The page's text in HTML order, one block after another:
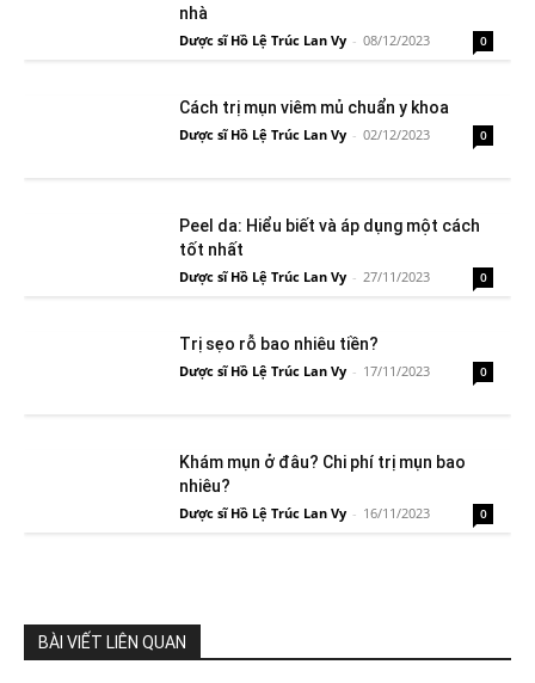
nhà
Dược sĩ Hồ Lệ Trúc Lan Vy - 08/12/2023 0
Cách trị mụn viêm mủ chuẩn y khoa
Dược sĩ Hồ Lệ Trúc Lan Vy - 02/12/2023 0
Peel da: Hiểu biết và áp dụng một cách
tốt nhất
Dược sĩ Hồ Lệ Trúc Lan Vy - 27/11/2023 0
Trị sẹo rỗ bao nhiêu tiền?
Dược sĩ Hồ Lệ Trúc Lan Vy - 17/11/2023 0
Khám mụn ở đâu? Chi phí trị mụn bao
nhiêu?
Dược sĩ Hồ Lệ Trúc Lan Vy - 16/11/2023 0
BÀI VIẾT LIÊN QUAN